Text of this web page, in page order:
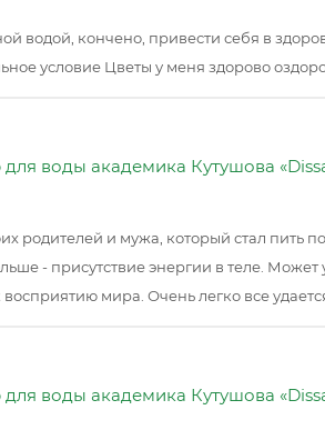
водой, кончено, привести себя в
условие Цветы у меня здорово
воды академика Кутушова
родителей и мужа, который стал пить
- присутствие энергии в теле. Может
мира. Очень легко все
воды академика Кутушова